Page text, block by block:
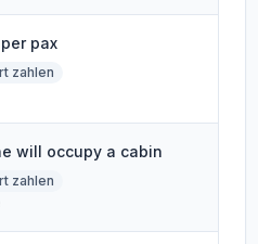
pax
zahlen
will occupy a cabin
zahlen